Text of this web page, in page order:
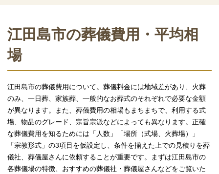
江田島市の葬儀費用・平均相
場
江田島市の葬儀費用について。葬儀料金には地域差があり、火葬
のみ、一日葬、家族葬、一般的なお葬式のそれぞれで必要な金額
が異なります。また、葬儀費用の相場もまちまちで、利用する式
場、物品のグレード、宗旨宗派などによっても異なります。正確
な葬儀費用を知るためには「人数」「場所（式場、火葬場）」
「宗教形式」の3項目を仮設定し、条件を揃えた上での見積りを葬
儀社、葬儀屋さんに依頼することが重要です。まずは江田島市の
各葬儀場の特徴、おすすめの葬儀社・葬儀屋さんなどをご覧いた